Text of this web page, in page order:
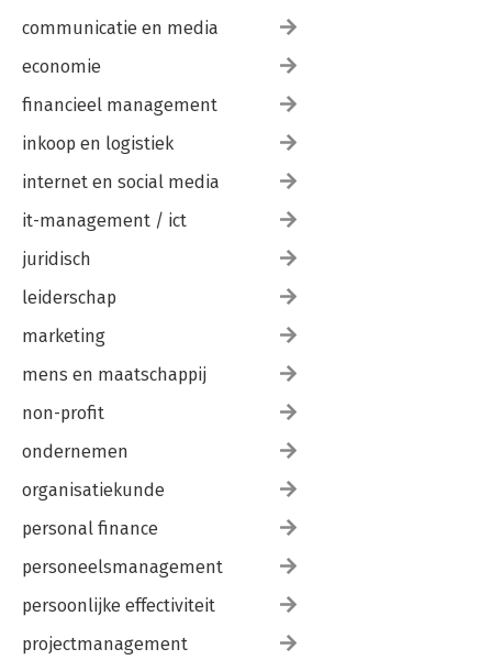
communicatie en media
economie
financieel management
inkoop en logistiek
internet en social media
it-management / ict
juridisch
leiderschap
marketing
mens en maatschappij
non-profit
ondernemen
organisatiekunde
personal finance
personeelsmanagement
persoonlijke effectiviteit
projectmanagement